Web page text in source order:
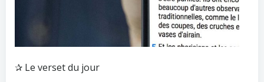
✰ Le verset du jour